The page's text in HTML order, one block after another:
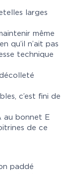
larges
même
qu’il n’ait pas
technique
c’est fini de
au bonnet E
de ce
paddé